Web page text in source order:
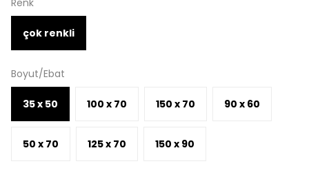
Renk
çok renkli
Boyut/Ebat
35 x 50 100 x 70 150 x 70 90 x 60
50 x 70 125 x 70 150 x 90